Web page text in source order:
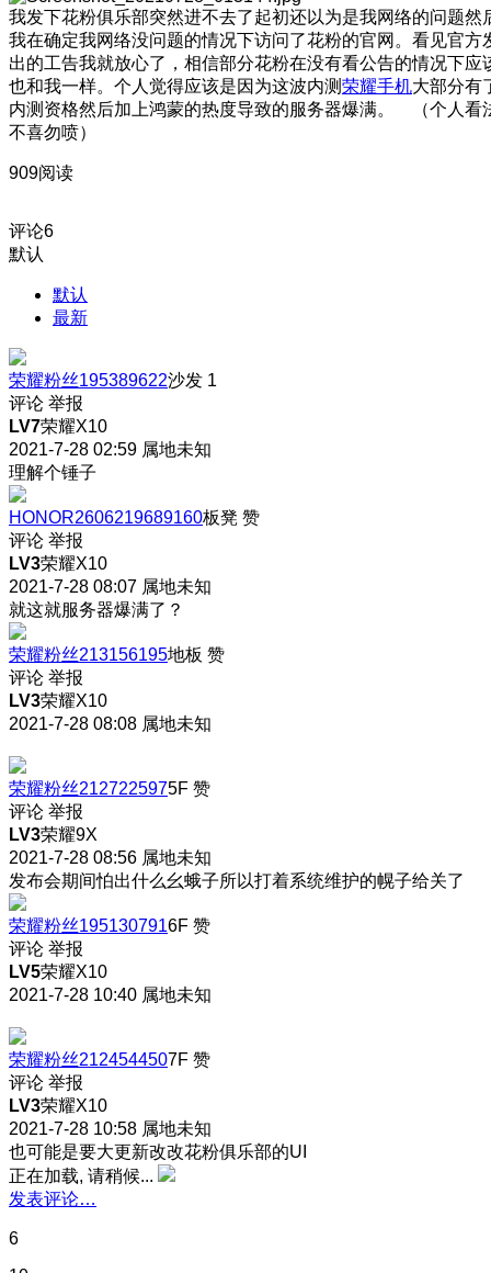
我发下花粉俱乐部突然进不去了起初还以为是我网络的问题然
我在确定我网络没问题的情况下访问了花粉的官网。看见官方
出的工告我就放心了，相信部分花粉在没有看公告的情况下应
也和我一样。个人觉得应该是因为这波内测荣耀手机大部分有
内测资格然后加上鸿蒙的热度导致的服务器爆满。 （个人看
不喜勿喷）
909阅读
评论6
默认
默认
最新
荣耀粉丝195389622沙发 1
评论 举报
LV7荣耀X10
2021-7-28 02:59 属地未知
理解个锤子
HONOR2606219689160板凳 赞
评论 举报
LV3荣耀X10
2021-7-28 08:07 属地未知
就这就服务器爆满了？
荣耀粉丝213156195地板 赞
评论 举报
LV3荣耀X10
2021-7-28 08:08 属地未知
荣耀粉丝2127225975F 赞
评论 举报
LV3荣耀9X
2021-7-28 08:56 属地未知
发布会期间怕出什么幺蛾子所以打着系统维护的幌子给关了
荣耀粉丝1951307916F 赞
评论 举报
LV5荣耀X10
2021-7-28 10:40 属地未知
荣耀粉丝2124544507F 赞
评论 举报
LV3荣耀X10
2021-7-28 10:58 属地未知
也可能是要大更新改改花粉俱乐部的UI
正在加载, 请稍候...
发表评论…
6